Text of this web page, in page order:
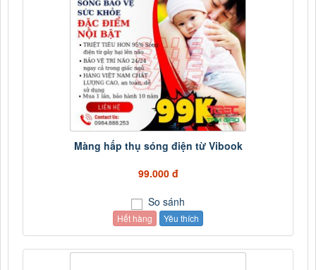
Màng hấp thụ sóng điện từ Vibook
99.000 đ
So sánh
Hết hàng Yêu thích